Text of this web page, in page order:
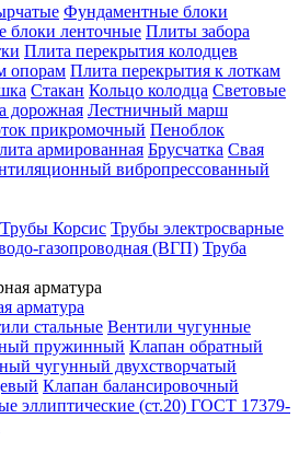
Фундаментные блоки
блоки ленточные Плиты забора
Плита перекрытия колодцев
опорам Плита перекрытия к лоткам
Стакан Кольцо колодца Световые
дорожная Лестничный марш
прикромочный Пеноблок
армированная Брусчатка Свая
вибропрессованный
Трубы Корсис Трубы электросварные
газопроводная (ВГП) Труба
арматура
стальные Вентили чугунные
пружинный Клапан обратный
чугунный двухстворчатый
Клапан балансировочный
эллиптические (ст.20) ГОСТ 17379-